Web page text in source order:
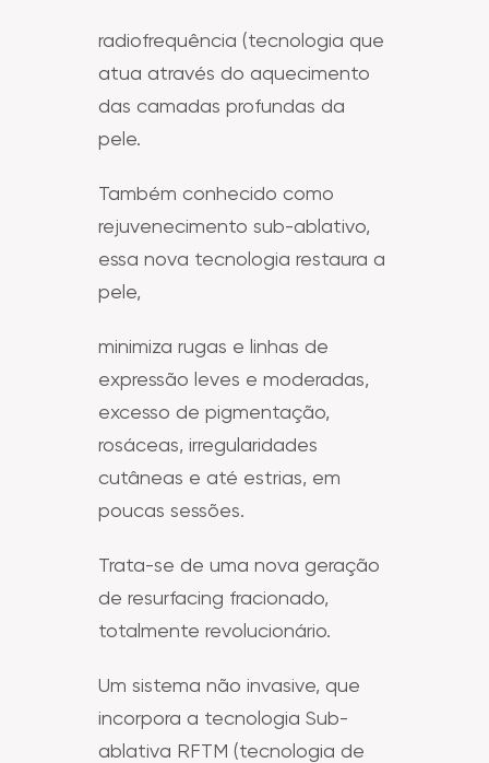
radiofrequência (tecnologia que
atua através do aquecimento
das camadas profundas da
pele.
Também conhecido como
rejuvenecimento sub-ablativo,
essa nova tecnologia restaura a
pele,
minimiza rugas e linhas de
expressão leves e moderadas,
excesso de pigmentação,
rosáceas, irregularidades
cutâneas e até estrias, em
poucas sessões.
Trata-se de uma nova geração
de resurfacing fracionado,
totalmente revolucionário.
Um sistema não invasive, que
incorpora a tecnologia Sub-
ablativa RFTM (tecnologia de